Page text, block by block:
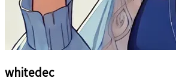
whitedec